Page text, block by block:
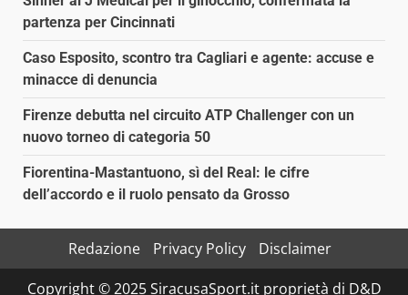
partenza per Cincinnati
Caso Esposito, scontro tra Cagliari e agente: accuse e
minacce di denuncia
Firenze debutta nel circuito ATP Challenger con un
nuovo torneo di categoria 50
Fiorentina-Mastantuono, sì del Real: le cifre
dell’accordo e il ruolo pensato da Grosso
Redazione Privacy Policy
Disclaimer
Copyright © 2025 SiracusaSport.it proprietà di D&D